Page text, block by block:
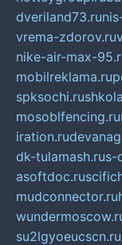
dveriland73.ru
vrema-zdorov.ru
nike-air-max-
mobilreklama.ru
spksochi.ru
mosoblfencing.ru
iration.ru
dk-tulamash.rus-
asoftdoc.ru
mudconnector.ru
su2lgyoeucscn.ru